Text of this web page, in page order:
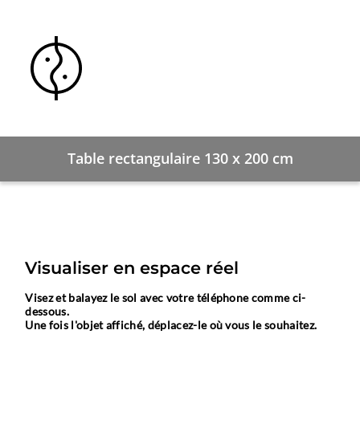
Table rectangulaire 130 x 200 cm
Visualiser en espace réel
Visez et balayez le sol avec votre téléphone comme ci-
dessous.
Une fois l'objet affiché, déplacez-le où vous le souhaitez.